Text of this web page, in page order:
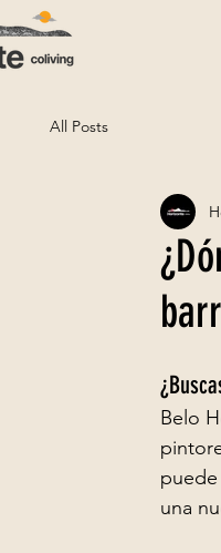
All Posts
Belo
una